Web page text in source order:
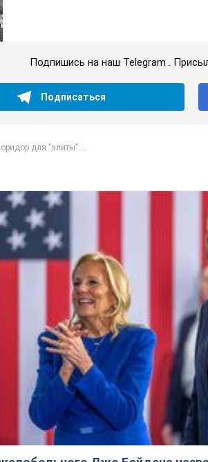
Подпишись на наш Telegram .
Подписаться
для "элиты":...